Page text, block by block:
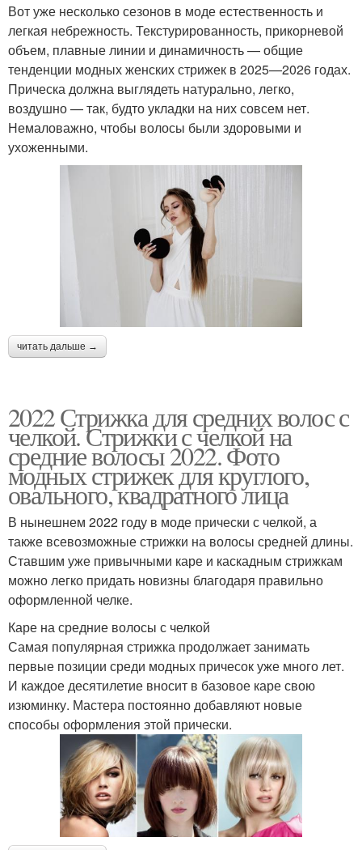
Вот уже несколько сезонов в моде естественность и
легкая небрежность. Текстурированность, прикорневой
объем, плавные линии и динамичность — общие
тенденции модных женских стрижек в 2025—2026 годах.
Прическа должна выглядеть натурально, легко,
воздушно — так, будто укладки на них совсем нет.
Немаловажно, чтобы волосы были здоровыми и
ухоженными.
читать дальше →
2022 Стрижка для средних волос с
челкой. Стрижки с челкой на
средние волосы 2022. Фото
модных стрижек для круглого,
овального, квадратного лица
В нынешнем 2022 году в моде прически с челкой, а
также всевозможные стрижки на волосы средней длины.
Ставшим уже привычными каре и каскадным стрижкам
можно легко придать новизны благодаря правильно
оформленной челке.
Каре на средние волосы с челкой
Самая популярная стрижка продолжает занимать
первые позиции среди модных причесок уже много лет.
И каждое десятилетие вносит в базовое каре свою
изюминку. Мастера постоянно добавляют новые
способы оформления этой прически.